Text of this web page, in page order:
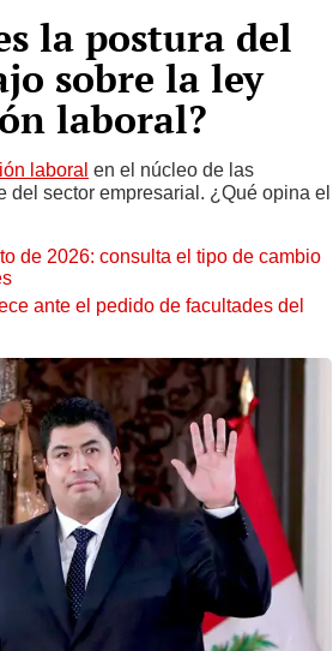
la postura del
sobre la ley
laboral?
laboral en el núcleo de las
del sector empresarial. ¿Qué opina el
de 2026: consulta el tipo de cambio
ante el pedido de facultades del